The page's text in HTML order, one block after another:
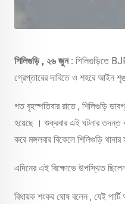
শিলিগুড়ি , ২৬ জুন : শিলিগুড়িতে
গ্রেপ্তারের দাবিতে ও শহরে আইন
গত বৃহস্পতিবার রাতে , শিলিগুড়ি
হয়েছে । শুক্রবার এই ঘটনার তদন্ত
করে মঙ্গলবার বিকেলে শিলিগুড়ি
এদিনের এই বিক্ষোভে উপস্থিত ছিলেন
বিধায়ক শংকর ঘোষ বলেন , যেই